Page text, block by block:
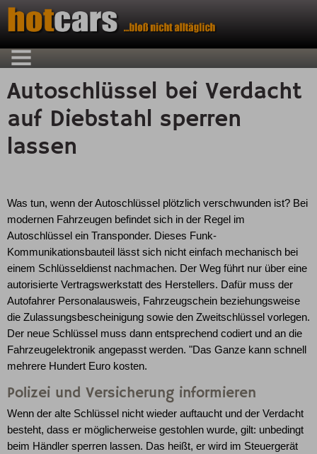
Autoschlüssel bei Verdacht
auf Diebstahl sperren
lassen
Was tun, wenn der Autoschlüssel plötzlich verschwunden ist? Bei
modernen Fahrzeugen befindet sich in der Regel im
Autoschlüssel ein Transponder. Dieses Funk-
Kommunikationsbauteil lässt sich nicht einfach mechanisch bei
einem Schlüsseldienst nachmachen. Der Weg führt nur über eine
autorisierte Vertragswerkstatt des Herstellers. Dafür muss der
Autofahrer Personalausweis, Fahrzeugschein beziehungsweise
die Zulassungsbescheinigung sowie den Zweitschlüssel vorlegen.
Der neue Schlüssel muss dann entsprechend codiert und an die
Fahrzeugelektronik angepasst werden. "Das Ganze kann schnell
mehrere Hundert Euro kosten.
Polizei und Versicherung informieren
Wenn der alte Schlüssel nicht wieder auftaucht und der Verdacht
besteht, dass er möglicherweise gestohlen wurde, gilt: unbedingt
beim Händler sperren lassen. Das heißt, er wird im Steuergerät